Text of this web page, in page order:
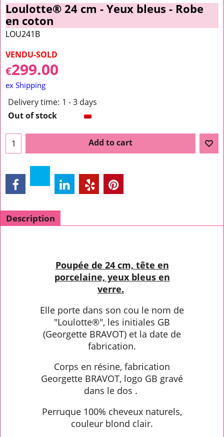
Loulotte® 24 cm - Yeux bleus - Robe
en coton
LOU241B
VENDU-SOLD
€299.00
ex Shipping
Delivery time: 1 - 3 days
Out of stock
Add to cart
Description
Poupée de 24 cm, tête en
porcelaine, yeux bleus en
verre.
Elle porte dans son cou le nom de
"Loulotte®", les initiales GB
(Georgette BRAVOT) et la date de
fabrication.
Corps en résine, fabrication
Georgette BRAVOT, logo GB gravé
dans le dos .
Perruque 100% cheveux naturels,
couleur blond clair.